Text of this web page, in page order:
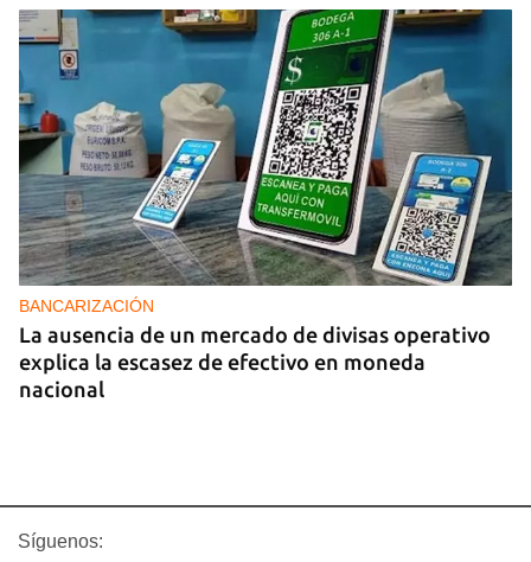
BANCARIZACIÓN
La ausencia de un mercado de divisas operativo
explica la escasez de efectivo en moneda
nacional
Síguenos: